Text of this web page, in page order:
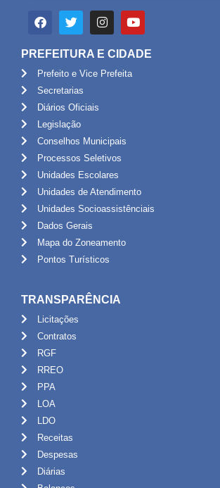
PREFEITURA E CIDADE
Prefeito e Vice Prefeita
Secretarias
Diários Oficiais
Legislação
Conselhos Municipais
Processos Seletivos
Unidades Escolares
Unidades de Atendimento
Unidades Socioassistênciais
Dados Gerais
Mapa do Zoneamento
Pontos Turísticos
TRANSPARÊNCIA
Licitações
Contratos
RGF
RREO
PPA
LOA
LDO
Receitas
Despesas
Diárias